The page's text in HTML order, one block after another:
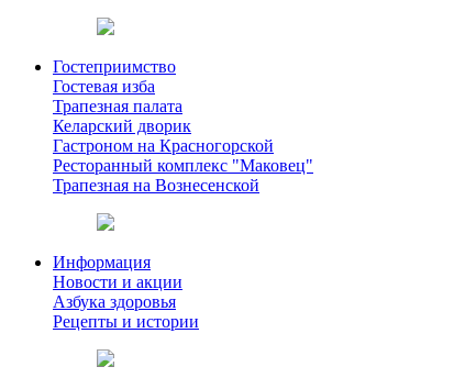
Гостеприимство
Гостевая изба
Трапезная палата
Келарский дворик
Гастроном на Красногорской
Ресторанный комплекс "Маковец"
Трапезная на Вознесенской
Информация
Новости и акции
Азбука здоровья
Рецепты и истории